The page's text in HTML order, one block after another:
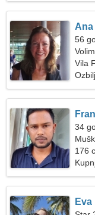
56
Vila
34
176
Eva